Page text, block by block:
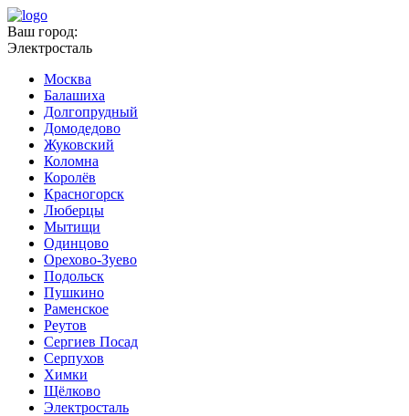
Ваш город:
Электросталь
Москва
Балашиха
Долгопрудный
Домодедово
Жуковский
Коломна
Королёв
Красногорск
Люберцы
Мытищи
Одинцово
Орехово-Зуево
Подольск
Пушкино
Раменское
Реутов
Сергиев Посад
Серпухов
Химки
Щёлково
Электросталь